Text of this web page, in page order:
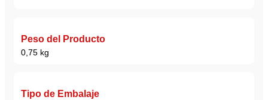
Peso del Producto
0,75 kg
Tipo de Embalaje